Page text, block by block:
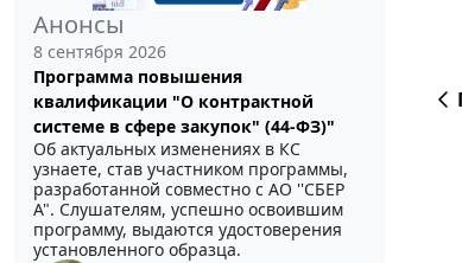
Анонсы
8 сентября 2026
Программа повышения
квалификации "О контрактной
системе в сфере закупок" (44-ФЗ)"
Об актуальных изменениях в КС
узнаете, став участником программы,
разработанной совместно с АО ''СБЕР
А". Слушателям, успешно освоившим
программу, выдаются удостоверения
установленного образца.